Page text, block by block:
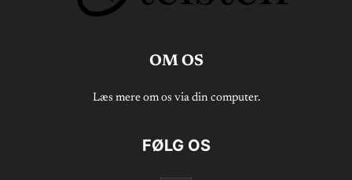
OM OS
Læs mere om os via din computer.
FØLG OS